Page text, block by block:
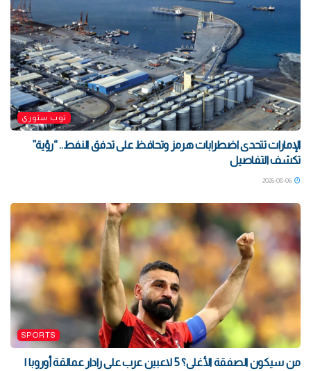
توب ستوري
الإمارات تتحدى اضطرابات هرمز وتحافظ على تدفق النفط.. “رؤية”
تكشف التفاصيل
SPORTS
من سيكون الصفقة الأغلى؟ 5 لاعبين عرب على رادار عمالقة أوروبا |